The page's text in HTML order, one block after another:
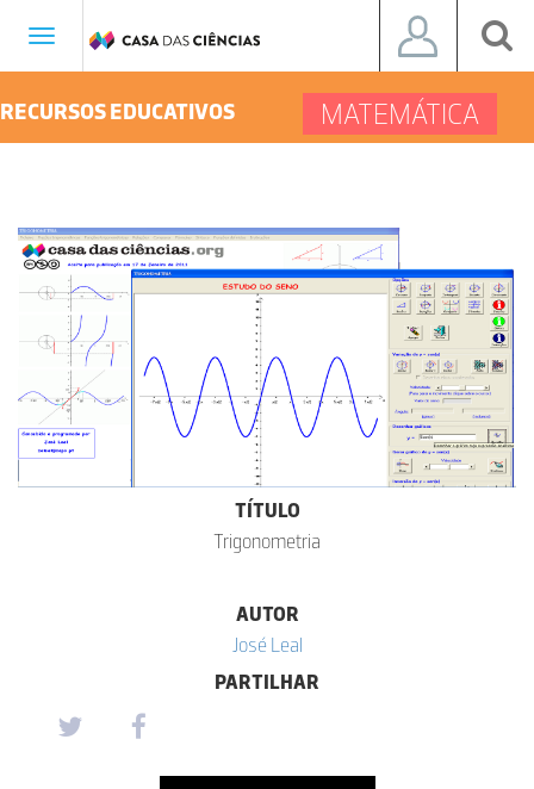
Toggle
RECURSOS EDUCATIVOS MATEMÁTICA
TÍTULO
Trigonometria
AUTOR
José Leal
PARTILHAR